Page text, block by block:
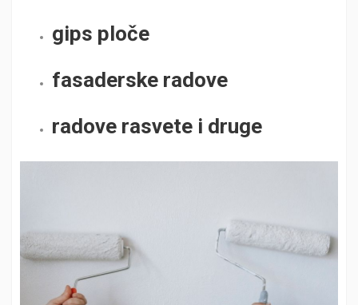
gips ploče
fasaderske radove
radove rasvete i druge